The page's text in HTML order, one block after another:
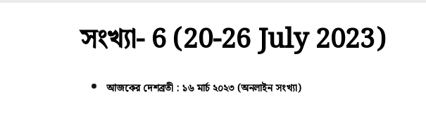
সংখ্যা- 6 (20-26 July 2023)
আজকের দেশব্রতী : ১৬ মার্চ ২০২৩ (অনলাইন সংখ্যা)